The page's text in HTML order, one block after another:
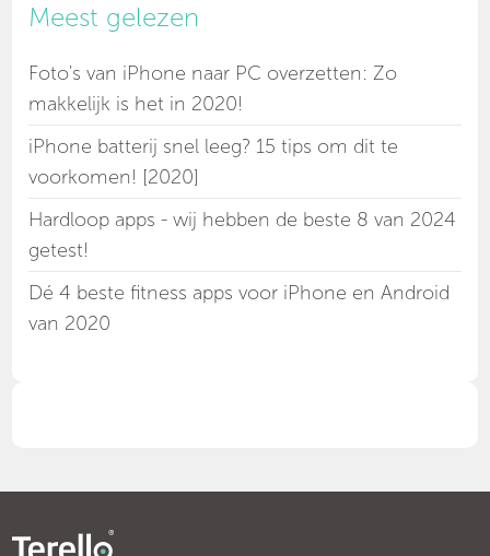
Meest gelezen
Foto's van iPhone naar PC overzetten: Zo
makkelijk is het in 2020!
iPhone batterij snel leeg? 15 tips om dit te
voorkomen! [2020]
Hardloop apps - wij hebben de beste 8 van 2024
getest!
Dé 4 beste fitness apps voor iPhone en Android
van 2020